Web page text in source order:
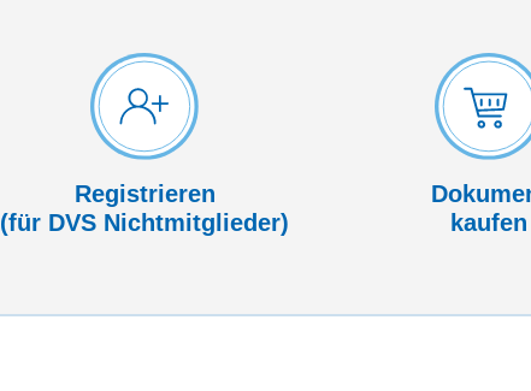
Registrieren
(für DVS Nicht­mitglieder)
kaufen